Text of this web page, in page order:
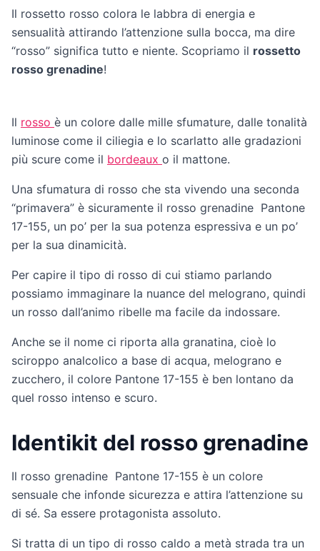
Il rossetto rosso colora le labbra di energia e
sensualità attirando l’attenzione sulla bocca, ma dire
“rosso” significa tutto e niente. Scopriamo il rossetto
rosso grenadine!
Il rosso è un colore dalle mille sfumature, dalle tonalità
luminose come il ciliegia e lo scarlatto alle gradazioni
più scure come il bordeaux o il mattone.
Una sfumatura di rosso che sta vivendo una seconda
“primavera” è sicuramente il rosso grenadine Pantone
17-155, un po’ per la sua potenza espressiva e un po’
per la sua dinamicità.
Per capire il tipo di rosso di cui stiamo parlando
possiamo immaginare la nuance del melograno, quindi
un rosso dall’animo ribelle ma facile da indossare.
Anche se il nome ci riporta alla granatina, cioè lo
sciroppo analcolico a base di acqua, melograno e
zucchero, il colore Pantone 17-155 è ben lontano da
quel rosso intenso e scuro.
Identikit del rosso grenadine
Il rosso grenadine Pantone 17-155 è un colore
sensuale che infonde sicurezza e attira l’attenzione su
di sé. Sa essere protagonista assoluto.
Si tratta di un tipo di rosso caldo a metà strada tra un